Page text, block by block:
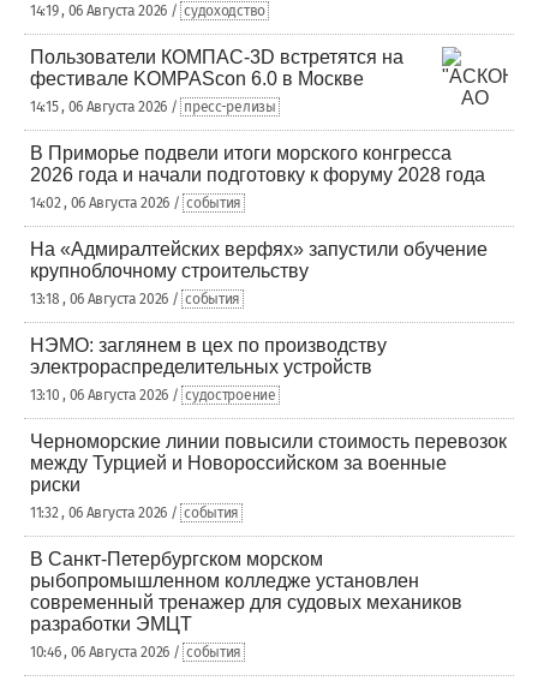
14:19 , 06 Августа 2026 / судоходство
Пользователи КОМПАС-3D встретятся на
фестивале KOMPAScon 6.0 в Москве
14:15 , 06 Августа 2026 / пресс-релизы
В Приморье подвели итоги морского конгресса
2026 года и начали подготовку к форуму 2028 года
14:02 , 06 Августа 2026 / события
На «Адмиралтейских верфях» запустили обучение
крупноблочному строительству
13:18 , 06 Августа 2026 / события
НЭМО: заглянем в цех по производству
электрораспределительных устройств
13:10 , 06 Августа 2026 / судостроение
Черноморские линии повысили стоимость перевозок
между Турцией и Новороссийском за военные
риски
11:32 , 06 Августа 2026 / события
В Санкт-Петербургском морском
рыбопромышленном колледже установлен
современный тренажер для судовых механиков
разработки ЭМЦТ
10:46 , 06 Августа 2026 / события